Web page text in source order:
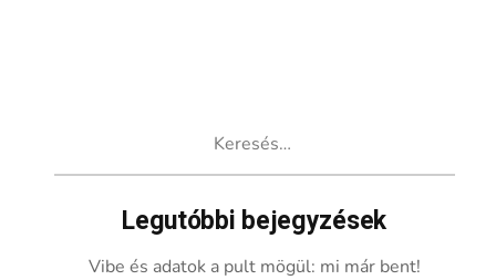
Legutóbbi bejegyzések
Vibe és adatok a pult mögül: mi már bent!